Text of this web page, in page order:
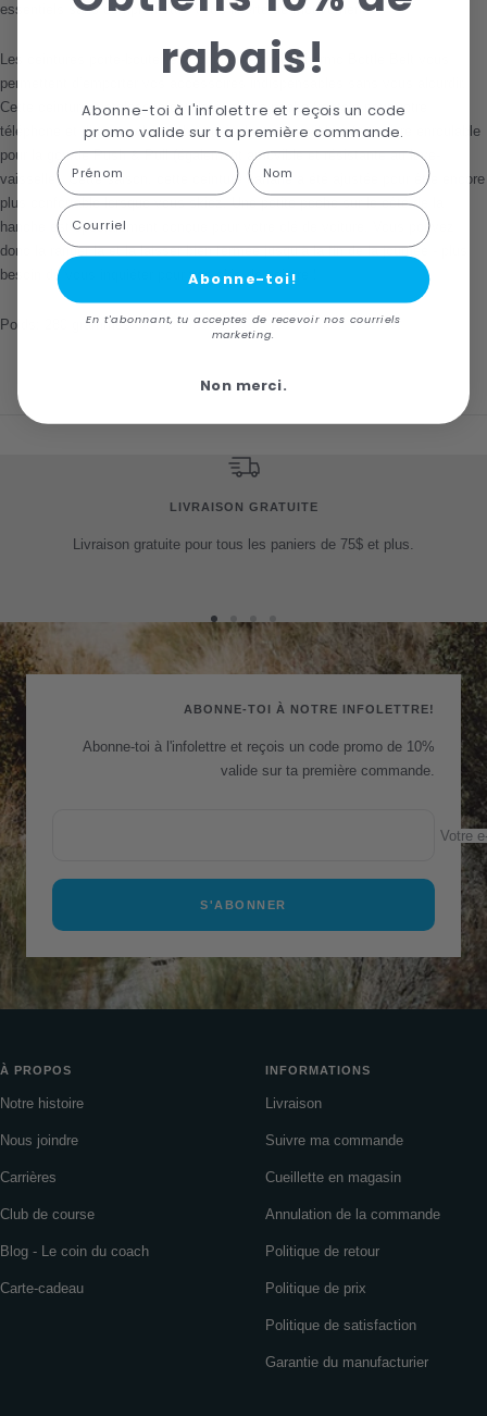
essentiels sans compromettre votre liberté de mouvement.
Les ceintures porte-bouteilles comme l’Atomic Thermo Bottle Belt vous
permettent d’emporter vos accessoires indispensables sans vous alourdir.
Cette ceinture matelassée est dotée d’une poche frontale pour votre
téléphone et d’une pochette thermo-isolante amovible à fermeture enroulable
pour la gourde Push & Pull (également amovible et résistante au lave-
vaisselle). Cette saison, cette ceinture banane a été ajustée pour être encore
plus confortable lorsque vous skiez. Une petite poche sur le côté de la
hanche est spécialement conçue pour votre clé de voiture. Vous pouvez
donc la ranger là et la laisser bien fermée jusqu’à la fin de la journée - plus
besoin de vous inquiéter pour vos clés de voiture !
Poids: 280 grammes
LIVRAISON GRATUITE
Livraison gratuite pour tous les paniers de 75$ et plus.
Aller
au
slide
1
Aller
slide
2
Aller
slide
3
Aller
au
slide
4
ABONNE-TOI À NOTRE INFOLETTRE!
Abonne-toi à l'infolettre et reçois un code promo de 10%
valide sur ta première commande.
Votre
S'ABONNER
À PROPOS
Notre histoire
Nous joindre
Carrières
Club de course
Blog - Le coin du coach
Carte-cadeau
INFORMATIONS
Livraison
Suivre ma commande
Cueillette en magasin
Annulation de la commande
Politique de retour
Politique de prix
Politique de satisfaction
Garantie du manufacturier
rabais!
Abonne-toi à l'infolettre et reçois un code
promo valide sur ta première commande.
First Name Last name
Courriel
Abonne-toi!
En t'abonnant, tu acceptes de recevoir nos courriels
marketing.
Non merci.